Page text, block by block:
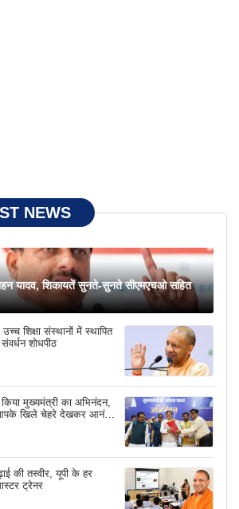
NEWS
यादव, शिकायतें सुनते-सुनते सीएमएचओ सहित
शिक्षा संस्थानों में स्थापित
संवर्धन शोधपीठ
किया मुख्यमंत्री का अभिनंदन,
आपके खिले चेहरे देखकर आनंद
की तस्वीर, यूपी के हर
ट्रेनर